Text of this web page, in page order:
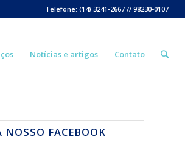
Telefone: (14) 3241-2667 // 98230-0107
Notícias e artigos Contato
NOSSO FACEBOOK